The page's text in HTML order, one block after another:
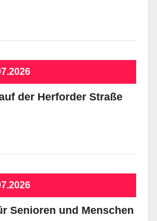
der Herforder Straße
Senioren und Menschen